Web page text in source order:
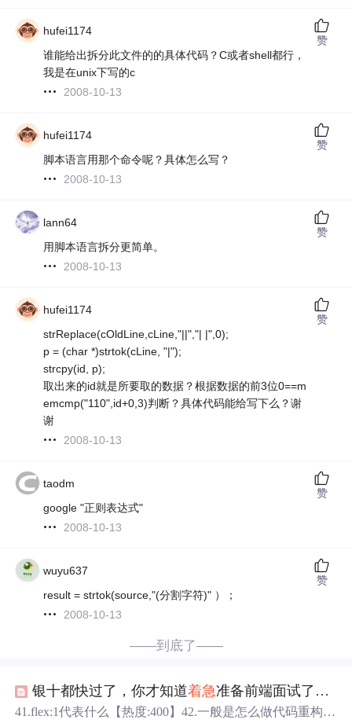
hufei1174
谁能给出拆分此文件的的具体代码？C或者shell都行，
我是在unix下写的c
2008-10-13
赞
hufei1174
脚本语言用那个命令呢？具体怎么写？
2008-10-13
赞
lann64
用脚本语言拆分更简单。
2008-10-13
赞
hufei1174
strReplace(cOldLine,cLine,"||","| |",0);
p = (char *)strtok(cLine, "|");
strcpy(id, p);
取出来的id就是所要取的数据？根据数据的前3位0==m
emcmp("110",id+0,3)判断？具体代码能给写下么？谢
谢
2008-10-13
赞
taodm
google "正则表达式"
2008-10-13
赞
wuyu637
result = strtok(source,"(分割字符)" ）；
2008-10-13
赞
——到底了——
银十都快过了，你才知道着急准备前端面试了？我只能说还能救！！！
41.flex:1代表什么【热度:400】42.一般是怎么做代码重构的